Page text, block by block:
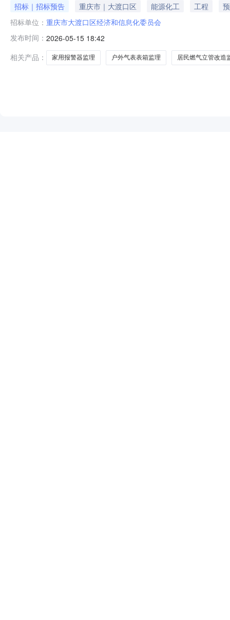
招标｜招标预告 重庆市｜大渡口区 能源化工 工程
招标单位： 重庆市大渡口区经济和信息化委员会
发布时间： 2026-05-15 18:42
相关产品：
家用报警器监理 户外气表表箱监理 居民燃气立管改造